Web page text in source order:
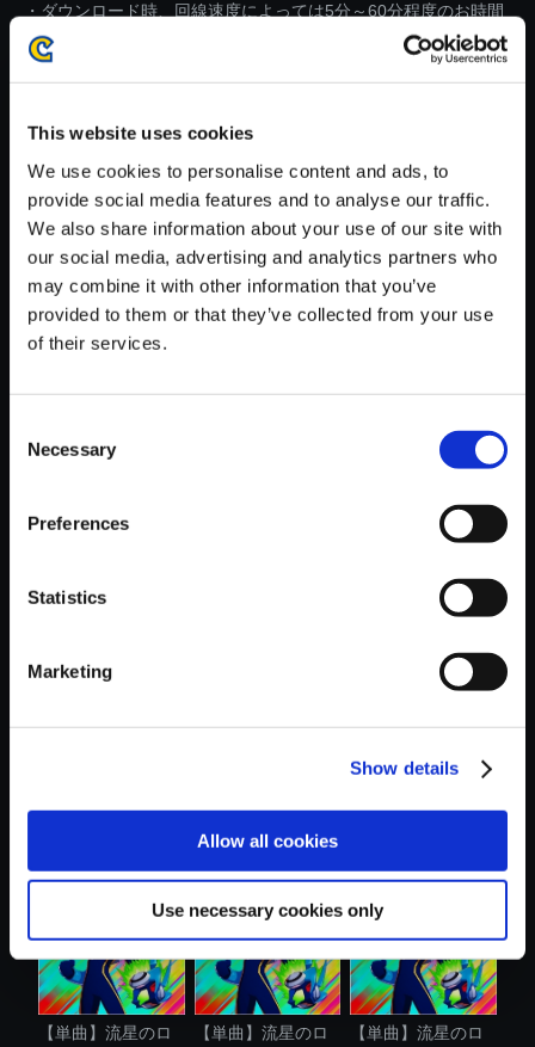
This website uses cookies
We use cookies to personalise content and ads, to
provide social media features and to analyse our traffic.
We also share information about your use of our site with
our social media, advertising and analytics partners who
may combine it with other information that you’ve
provided to them or that they’ve collected from your use
of their services.
Selection
Necessary
Preferences
Statistics
Marketing
Show details
Allow all cookies
Use necessary cookies only
・ダウンロード時、回線速度によっては5分～60分程度のお時間
がかかる場合がございます。
※ご購入いただいたファイルのダウンロードの際には、通信環境
が安定しているWifi環境でお試しください。
【単曲】ロックマンX8 サウンド
コレクション Paradise lost
150円
おすすめ商品
【単曲】流星のロ
【単曲】流星のロ
【単曲】流星のロ